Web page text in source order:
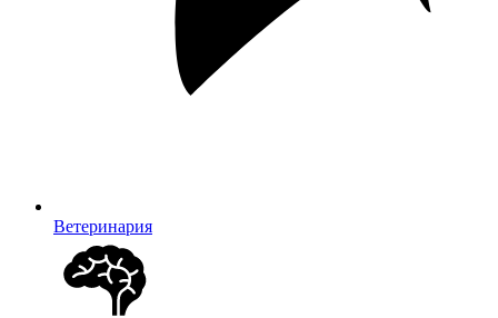
Ветеринария